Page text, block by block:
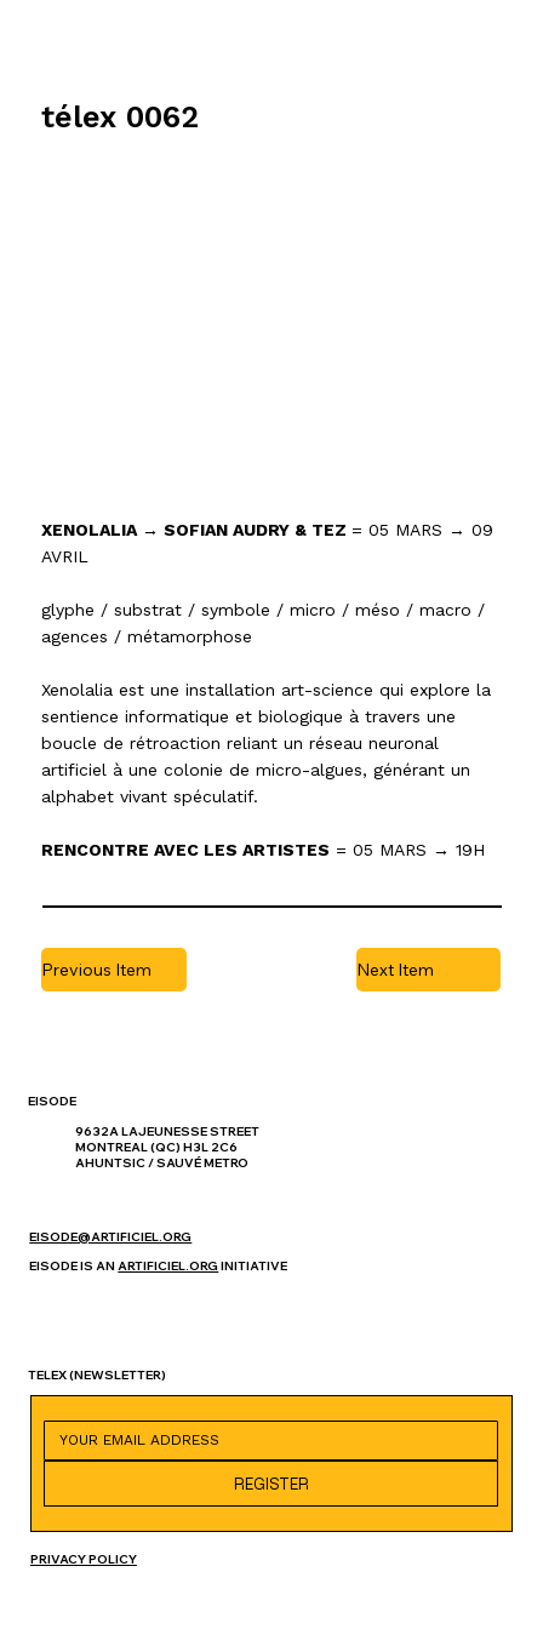
télex 0062
XENOLALIA → SOFIAN AUDRY & TEZ = 05 MARS → 09
AVRIL
glyphe / substrat / symbole / micro / méso / macro /
agences / métamorphose
Xenolalia est une installation art-science qui explore la
sentience informatique et biologique à travers une
boucle de rétroaction reliant un réseau neuronal
artificiel à une colonie de micro-algues, générant un
alphabet vivant spéculatif.
RENCONTRE AVEC LES ARTISTES = 05 MARS → 19H
Previous Item Next Item
REGISTER
EISODE
9632A LAJEUNESSE STREET
MONTREAL (QC) H3L 2C6
AHUNTSIC / SAUVÉ METRO
TELEX(NEWSLETTER)
PRIVACY POLICY
EISODE@ARTIFICIEL.ORG
EISODE IS ANARTIFICIEL.ORG INITIATIVE